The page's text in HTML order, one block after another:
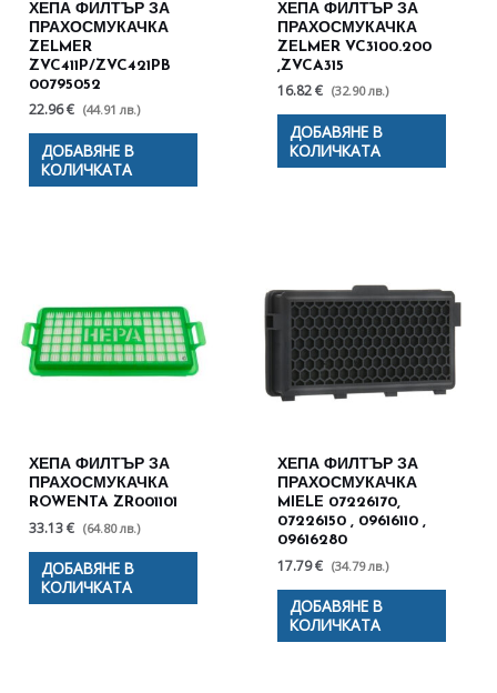
ХЕПА ФИЛТЪР ЗА
ПРАХОСМУКАЧКА
ZELMER
ZVC411P/ZVC421PB
00795052
22.96 € (44.91 лв.)
ДОБАВЯНЕ В
КОЛИЧКАТА
ХЕПА ФИЛТЪР ЗА
ПРАХОСМУКАЧКА
ZELMER VC3100.200
,ZVCA315
16.82 € (32.90 лв.)
ДОБАВЯНЕ В
КОЛИЧКАТА
ХЕПА ФИЛТЪР ЗА
ПРАХОСМУКАЧКА
ROWENTA ZR001101
33.13 € (64.80 лв.)
ДОБАВЯНЕ В
КОЛИЧКАТА
ХЕПА ФИЛТЪР ЗА
ПРАХОСМУКАЧКА
MIELE 07226170,
07226150 , 09616110 ,
09616280
17.79 € (34.79 лв.)
ДОБАВЯНЕ В
КОЛИЧКАТА